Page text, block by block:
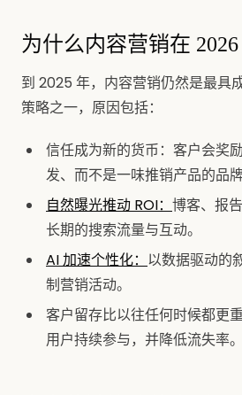
为什么内容营销在
到 2025 年，内容营销仍然是最具
策略之一，原因包括：
信任成为新的货币：客户会奖
发、而不是一味推销产品的品牌
自然曝光推动 ROI： 博客、报
长期的搜索流量与互动。
AI 加速个性化： 以数据驱动的
制营销活动。
客户留存比以往任何时候都更
用户持续参与，并降低流失率。